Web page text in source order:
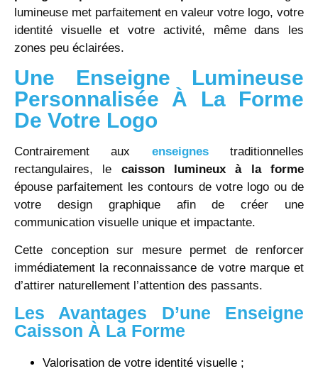
lumineuse met parfaitement en valeur votre logo, votre
identité visuelle et votre activité, même dans les
zones peu éclairées.
Une Enseigne Lumineuse
Personnalisée À La Forme
De Votre Logo
Contrairement aux enseignestraditionnelles
rectangulaires, le caisson lumineux à la forme
épouse parfaitement les contours de votre logo ou de
votre design graphique afin de créer une
communication visuelle unique et impactante.
Cette conception sur mesure permet de renforcer
immédiatement la reconnaissance de votre marque et
d’attirer naturellement l’attention des passants.
Les Avantages D’une Enseigne
Caisson À La Forme
Valorisation de votre identité visuelle ;